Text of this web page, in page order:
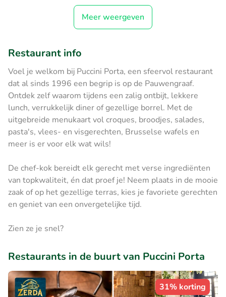
Meer weergeven
Restaurant info
Voel je welkom bij Puccini Porta, een sfeervol restaurant
dat al sinds 1996 een begrip is op de Pauwengraaf.
Ontdek zelf waarom tijdens een zalig ontbijt, lekkere
lunch, verrukkelijk diner of gezellige borrel. Met de
uitgebreide menukaart vol croques, broodjes, salades,
pasta's, vlees- en visgerechten, Brusselse wafels en
meer is er voor elk wat wils!
De chef-kok bereidt elk gerecht met verse ingrediënten
van topkwaliteit, én dat proef je! Neem plaats in de mooie
zaak of op het gezellige terras, kies je favoriete gerechten
en geniet van een onvergetelijke tijd.
Zien ze je snel?
Restaurants in de buurt van Puccini Porta
31% korting